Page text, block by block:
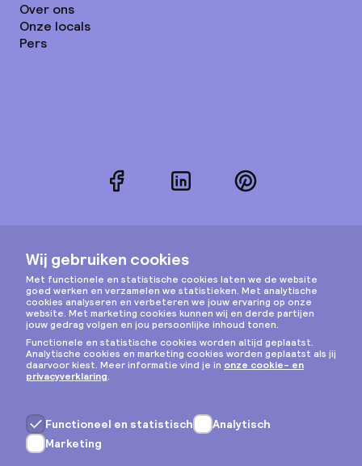
Over ons
Onze locals
Pers
FacebookLinkedInPinterest
Instagram
Privacy & cookies
Algemene voorwaarden